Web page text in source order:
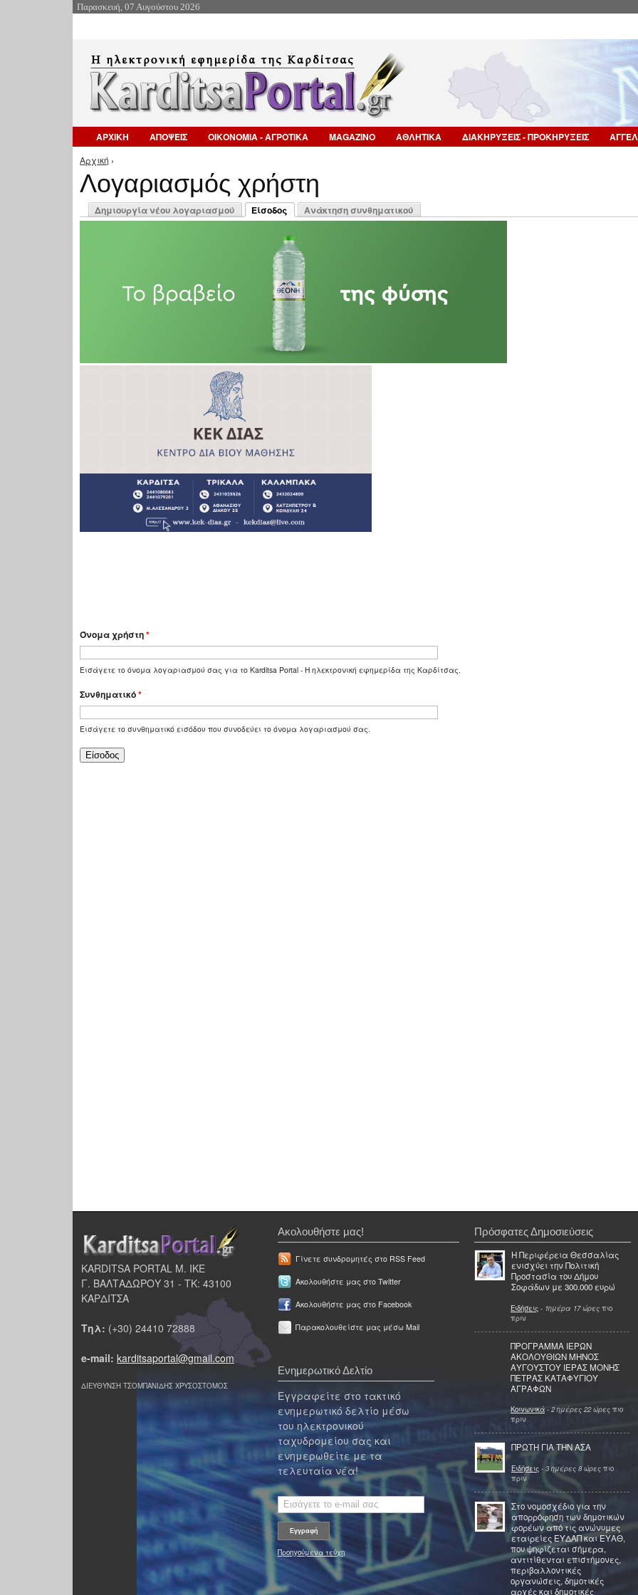
Παρασκευή, 07 Αυγούστου 2026
ΑΡΧΙΚΗ ΑΠΟΨΕΙΣ ΟΙΚΟΝΟΜΙΑ - ΑΓΡΟΤΙΚΑ MAGAZINO ΑΘΛΗΤΙΚΑ ΔΙΑΚΗΡΥΞΕΙΣ - ΠΡΟΚΗΡΥΞΕΙΣ
Είστε εδώ
Αρχική ›
Λογαριασμός χρήστη
Πρωτεύουσες καρτέλες
Δημιουργία νέου λογαριασμού
Είσοδος
(ενεργή καρτέλα)
Ανάκτηση συνθηματικού
Όνομα χρήστη*
Εισάγετε το όνομα λογαριασμού σας για το Karditsa Portal - Η ηλεκτρονική εφημερίδα της Καρδίτσας.
Συνθηματικό*
Εισάγετε το συνθηματικό εισόδου που συνοδεύει το όνομα λογαριασμού σας.
KARDITSA PORTAL Μ. ΙΚΕ
Γ. ΒΑΛΤΑΔΩΡΟΥ 31 - ΤΚ: 43100
ΚΑΡΔΙΤΣΑ
Τηλ: (+30) 24410 72888
e-mail: karditsaportal@gmail.com
ΔΙΕΥΘΥΝΣΗ ΤΣΟΜΠΑΝΙΔΗΣ ΧΡΥΣΟΣΤΟΜΟΣ
Ακολουθήστε μας!
Γίνετε συνδρομητές στο RSS Feed
Ακολουθήστε μας στο Twitter
Ακολουθήστε μας στο Facebook
Παρακολουθείστε μας μέσω Mail
Ενημερωτικό Δελτίο
Εγγραφείτε στο τακτικό
ενημερωτικό δελτίο μέσω
του ηλεκτρονικού
ταχυδρομείου σας και
ενημερωθείτε με τα
τελευταία νέα!
Προηγούμενα τεύχη
Πρόσφατες Δημοσιεύσεις
Η Περιφέρεια Θεσσαλίας
ενισχύει την Πολιτική
Προστασία του Δήμου
Σοφάδων με 300.000 ευρώ
Ειδήσεις - 1ημέρα 17 ώρες πιο
πριν
ΠΡΟΓΡΑΜΜΑ ΙΕΡΩΝ
ΑΚΟΛΟΥΘΙΩΝ ΜΗΝΟΣ
ΑΥΓΟΥΣΤΟΥ ΙΕΡΑΣ ΜΟΝΗΣ
ΠΕΤΡΑΣ ΚΑΤΑΦΥΓΙΟΥ
ΑΓΡΑΦΩΝ
Κοινωνικά - 2 ημέρες 22 ώρες πιο
πριν
ΠΡΩΤΗ ΓΙΑ ΤΗΝ ΑΣΑ
Ειδήσεις - 3 ημέρες 8 ώρες πιο
πριν
Στο νομοσχέδιο για την
απορρόφηση των δημοτικών
φορέων από τις ανώνυμες
εταιρείες ΕΥΔΑΠ και ΕΥΑΘ,
που ψηφίζεται σήμερα,
αντιτίθενται επιστήμονες,
περιβαλλοντικές
οργανώσεις, δημοτικές
αρχές και δημοτικές